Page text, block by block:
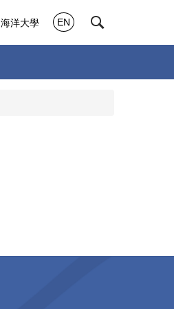
海洋大學 EN